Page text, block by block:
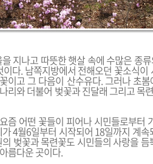
지나고 따뜻한 햇살 속에 수많은 종
다. 남쪽지방에서 전해오던 꽃소식
이고 그 다음이 산수유다. 그러나 초
리와 더불어 벚꽃과 진달래 그리고 목
즘 어떤 꽃들이 피어나 시민들로부터
4월6일부터 시작되어 18일까지 계
벚꽃과 목련꽃도 시민들의 사랑을
름다운 곳이다.